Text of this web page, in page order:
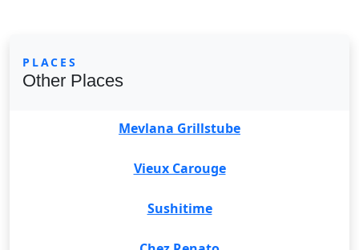
PLACES
Other Places
Mevlana Grillstube
Vieux Carouge
Sushitime